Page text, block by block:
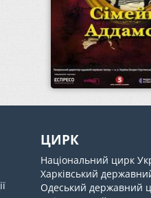
ЦИРК
Національний цирк
Харківський
Одеський державний